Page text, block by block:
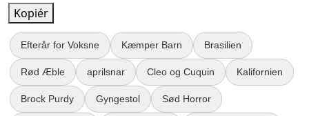
Kopiér
Efterår for Voksne Kæmper Barn Brasilien
Rød Æble aprilsnar Cleo og Cuquin Kalifornien
Brock Purdy Gyngestol Sød Horror